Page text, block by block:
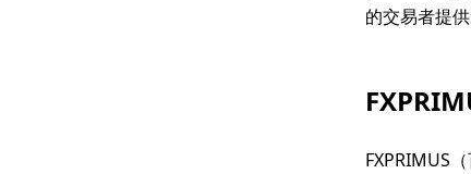
的交易者提供
FXPRIMUS